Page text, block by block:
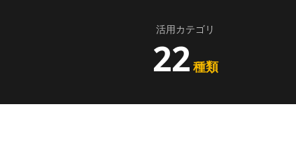
活用カテゴリ
22 種類